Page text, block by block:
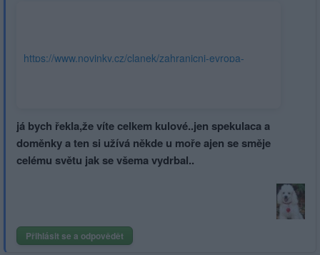
https://www.novinky.cz/clanek/zahranicni-evropa-
já bych řekla,že víte celkem kulové..jen spekulaca a
doměnky a ten si užívá někde u moře ajen se směje
celému světu jak se všema vydrbal..
Přihlásit se a odpovědět